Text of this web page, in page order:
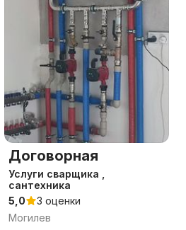
Договорная
Услуги сварщика ,
сантехника
5,0
3 оценки
Могилев